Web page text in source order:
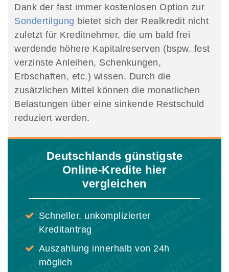
Dank der fast immer kostenlosen Option zur
Sondertilgung bietet sich der Realkredit nicht
zuletzt für Kreditnehmer, die um bald frei
werdende höhere Kapitalreserven (bspw. fest
verzinste Anleihen, Schenkungen,
Erbschaften, etc.) wissen. Durch die
zusätzlichen Mittel können die monatlichen
Belastungen über eine sinkende Restschuld
reduziert werden.
Deutschlands günstigste
Online-Kredite hier
vergleichen
Schneller, unkomplizierter
Kreditantrag
Auszahlung innerhalb von 24h
möglich